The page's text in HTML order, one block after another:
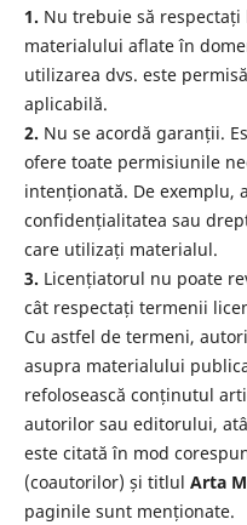
1. Nu trebuie să
materialului aflate în
utilizarea dvs. este
aplicabilă.
2. Nu se acordă garanții.
ofere toate permisiunile
intenționată. De exemplu,
confidențialitatea sau
care utilizați materialul.
3. Licențiatorul nu poate
cât respectați termenii
Cu astfel de termeni,
asupra materialului
refolosească conținutul
autorilor sau editorului,
este citată în mod
(coautorilor) și titlul Arta
paginile sunt menționate.